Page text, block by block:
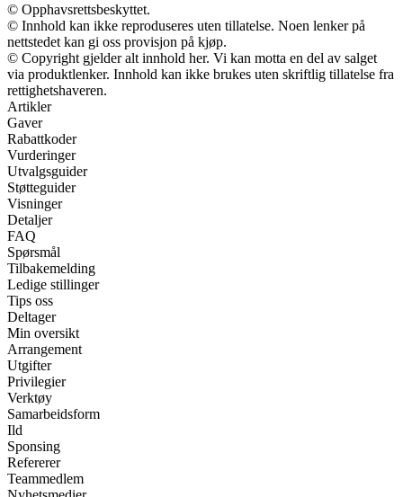
© Opphavsrettsbeskyttet.
© Innhold kan ikke reproduseres uten tillatelse. Noen lenker på
nettstedet kan gi oss provisjon på kjøp.
© Copyright gjelder alt innhold her. Vi kan motta en del av salget
via produktlenker. Innhold kan ikke brukes uten skriftlig tillatelse fra
rettighetshaveren.
Artikler
Gaver
Rabattkoder
Vurderinger
Utvalgsguider
Støtteguider
Visninger
Detaljer
FAQ
Spørsmål
Tilbakemelding
Ledige stillinger
Tips oss
Deltager
Min oversikt
Arrangement
Utgifter
Privilegier
Verktøy
Samarbeidsform
Ild
Sponsing
Refererer
Teammedlem